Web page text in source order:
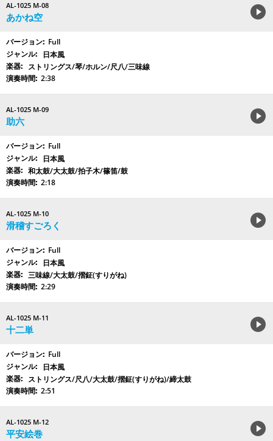
AL-1025 M-08
あかね空
Full
日本風
ストリングス/琴/ホルン/尺八/三味線
2:38
AL-1025 M-09
助六
Full
日本風
和太鼓/大太鼓/拍子木/篠笛/鼓
2:18
AL-1025 M-10
滑稽すごろく
Full
日本風
三味線/大太鼓/摺鉦(すりがね)
2:29
AL-1025 M-11
十二単
Full
日本風
ストリングス/尺八/大太鼓/摺鉦(すりがね)/締太鼓
2:51
AL-1025 M-12
平安絵巻